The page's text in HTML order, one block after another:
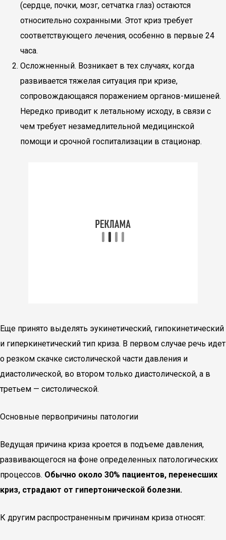
(сердце, почки, мозг, сетчатка глаз) остаются
относительно сохранными. Этот криз требует
соответствующего лечения, особенно в первые 24
часа.
Осложненный. Возникает в тех случаях, когда
развивается тяжелая ситуация при кризе,
сопровождающаяся поражением органов-мишеней.
Нередко приводит к летальному исходу, в связи с
чем требует незамедлительной медицинской
помощи и срочной госпитализации в стационар.
Еще принято выделять эукинетический, гипокинетический
и гиперкинетический тип криза. В первом случае речь идет
о резком скачке систолической части давления и
диастолической, во втором только диастолической, а в
третьем — систолической.
Основные первопричины патологии
Ведущая причина криза кроется в подъеме давления,
развивающегося на фоне определенных патологических
процессов. Обычно около 30% пациентов, перенесших
криз, страдают от гипертонической болезни.
К другим распространенным причинам криза относят: